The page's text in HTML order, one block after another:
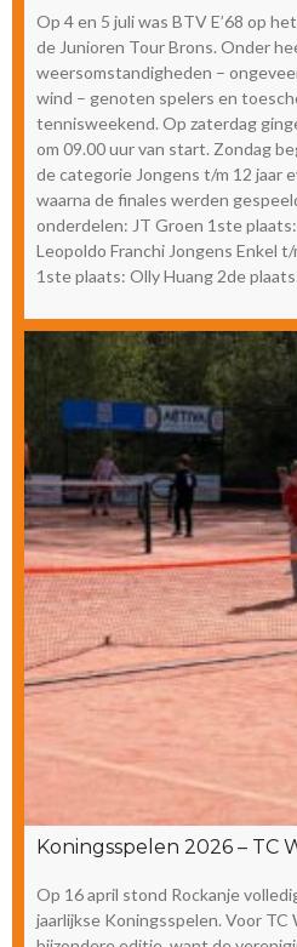
Op 4 en 5 juli was BTV E’68 op
de Junioren Tour Brons. Onder
weersomstandigheden –
wind – genoten spelers en
tennisweekend. Op zaterdag
om 09.00 uur van start. Zondag
de categorie Jongens t/m 12 jaar
waarna de finales werden
onderdelen: JT Groen 1ste
Leopoldo Franchi Jongens Enkel
1ste plaats: Olly Huang 2de
Koningsspelen 2026 – TC
Op 16 april stond Rockanje
jaarlijkse Koningsspelen. Voor